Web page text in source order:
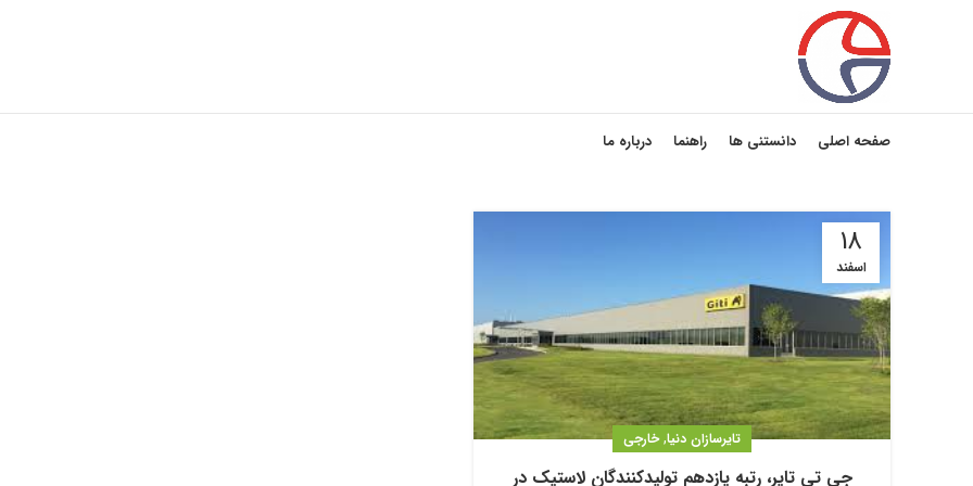
صفحه اصلی دانستنی ها راهنما درباره ما
18
اسفند
تایرسازان دنیا,خارجی
جی تی تایر، رتبه یازدهم تولیدکنندگان لاستیک در